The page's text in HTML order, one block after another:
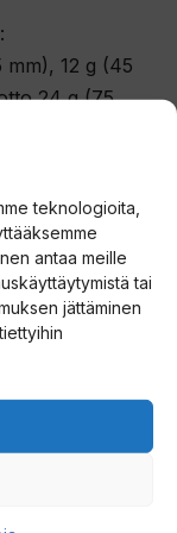
teknologioita,
antaa meille
tai
jättäminen
12 g (45
24 g (75